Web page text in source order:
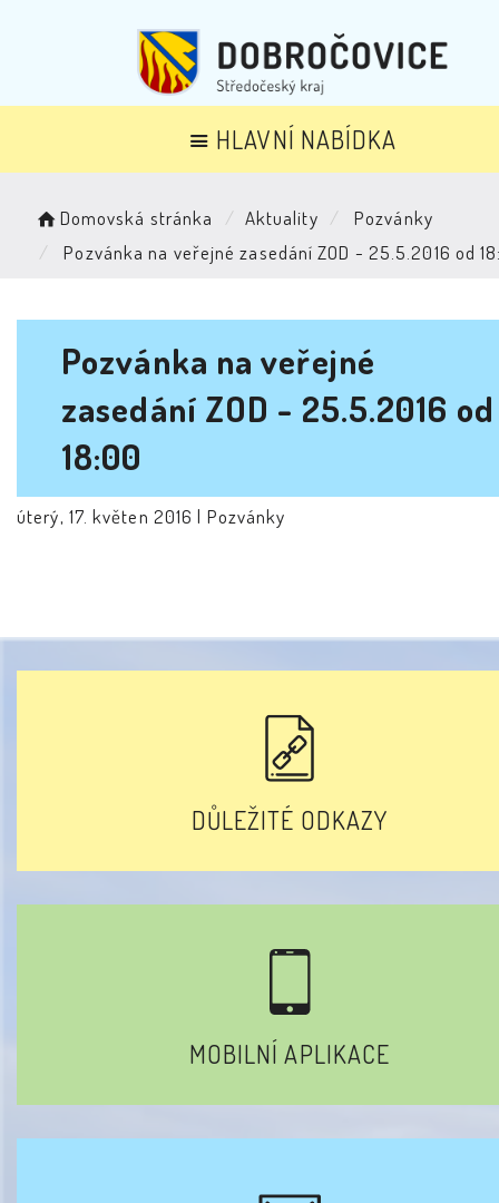
HLAVNÍ NABÍDKA
Domovská stránka Aktuality
Pozvánky
Pozvánka na veřejné zasedání ZOD - 25.5.2016 od
Pozvánka na veřejné
zasedání ZOD - 25.5.2016 od
18:00
úterý, 17. květen 2016 | Pozvánky
DŮLEŽITÉ ODKAZY
MOBILNÍ APLIKACE